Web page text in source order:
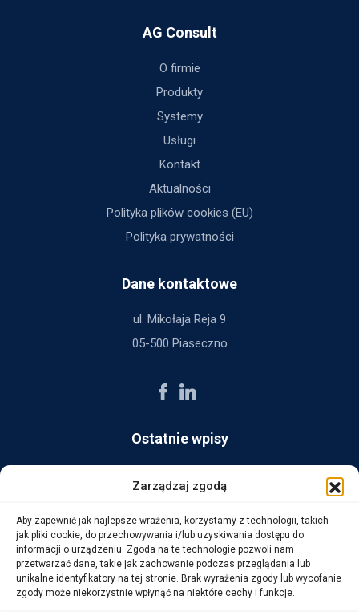
Zarządzaj zgodą
Aby zapewnić jak najlepsze wrażenia, korzystamy z technologii, takich
jak pliki cookie, do przechowywania i/lub uzyskiwania dostępu do
informacji o urządzeniu. Zgoda na te technologie pozwoli nam
przetwarzać dane, takie jak zachowanie podczas przeglądania lub
unikalne identyfikatory na tej stronie. Brak wyrażenia zgody lub wycofanie
zgody może niekorzystnie wpłynąć na niektóre cechy i funkcje.
AG Consult
O firmie
Produkty
Systemy
Usługi
Kontakt
Aktualności
Polityka plików cookies (EU)
Polityka prywatności
Dane kontaktowe
ul. Mikołaja Reja 9
05-500 Piaseczno
Ostatnie wpisy
Micro
14 października, 2025
WarehouseLAB: LOGISTYKA 4.0 – Automatyzacja i
Optymalizacja Procesów Logistycznych